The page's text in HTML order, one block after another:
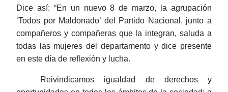
Dice así: “En un nuevo 8 de marzo, la agrupación
‘Todos por Maldonado’ del Partido Nacional, junto a
compañeros y compañeras que la integran, saluda a
todas las mujeres del departamento y dice presente
en este día de reflexión y lucha.
Reivindicamos igualdad de derechos y